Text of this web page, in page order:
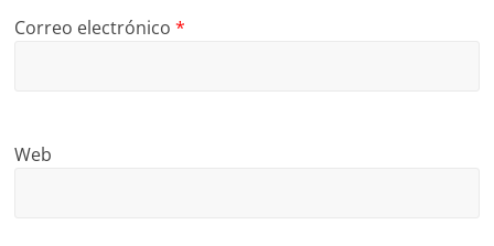
Correo electrónico*
Web